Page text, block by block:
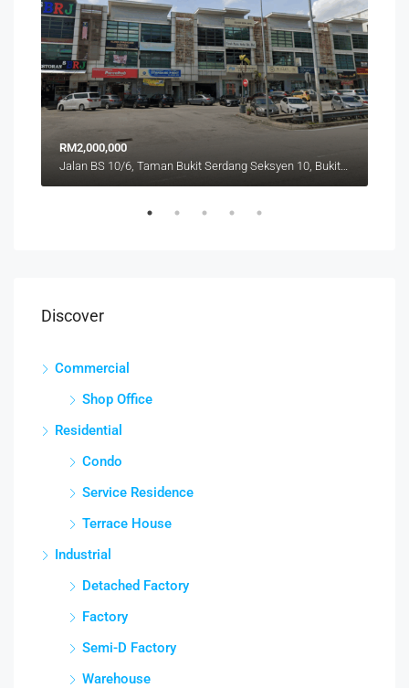
RM2,000,000
Discover
Commercial
Shop Office
Residential
Condo
Service Residence
Terrace House
Industrial
Detached Factory
Factory
Semi-D Factory
Warehouse